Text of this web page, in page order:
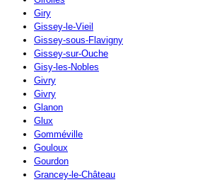
Giry
Gissey-le-Vieil
Gissey-sous-Flavigny
Gissey-sur-Ouche
Gisy-les-Nobles
Givry
Givry
Glanon
Glux
Gomméville
Gouloux
Gourdon
Grancey-le-Château